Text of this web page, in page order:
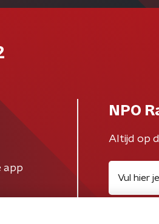
app
NPO
Altijd op